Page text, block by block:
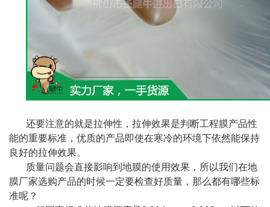
还要注意的就是拉伸性，拉伸效果是判断工程膜产品性
能的重要标准，优质的产品即使在寒冷的环境下依然能保持
良好的拉伸效果。
质量问题会直接影响到地膜的使用效果，所以我们在地
膜厂家选购产品的时候一定要检查好质量，那么都有哪些标
准呢？